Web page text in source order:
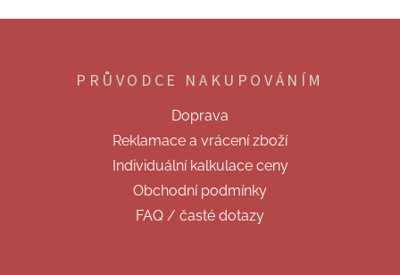
PRŮVODCE NAKUPOVÁNÍM
Doprava
Reklamace a vrácení zboží
Individuální kalkulace ceny
Obchodní podmínky
FAQ / časté dotazy